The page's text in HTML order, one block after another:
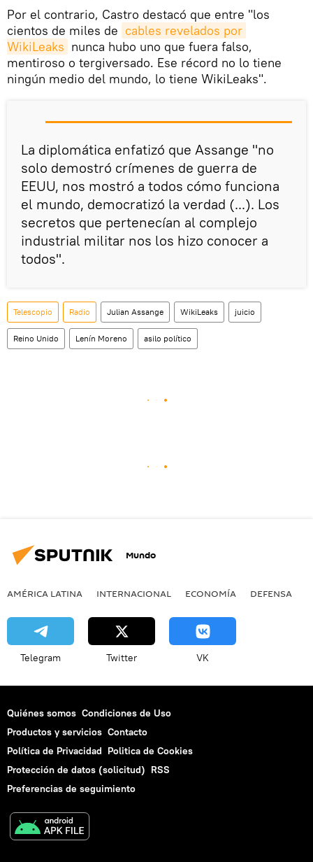
Por el contrario, Castro destacó que entre "los
cientos de miles de cables revelados por
WikiLeaks nunca hubo uno que fuera falso,
mentiroso o tergiversado. Ese récord no lo tiene
ningún medio del mundo, lo tiene WikiLeaks".
La diplomática enfatizó que Assange "no
solo demostró crímenes de guerra de
EEUU, nos mostró a todos cómo funciona
el mundo, democratizó la verdad (...). Los
secretos que pertenecían al complejo
industrial militar nos los hizo conocer a
todos".
Telescopio Radio Julian Assange WikiLeaks juicio
Reino Unido Lenín Moreno asilo político
Mundo
AMÉRICA LATINA INTERNACIONAL ECONOMÍA DEFENSA
Telegram Twitter VK
Quiénes somos Condiciones de Uso
Productos y servicios Contacto
Política de Privacidad Politica de Cookies
Protección de datos (solicitud) RSS
Preferencias de seguimiento